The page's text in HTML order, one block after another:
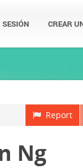
CREAR
Report
Ng